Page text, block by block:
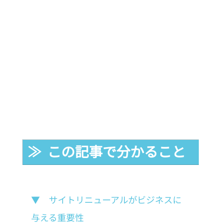
≫  この記事で分かること
▼　サイトリニューアルがビジネスに
与える重要性